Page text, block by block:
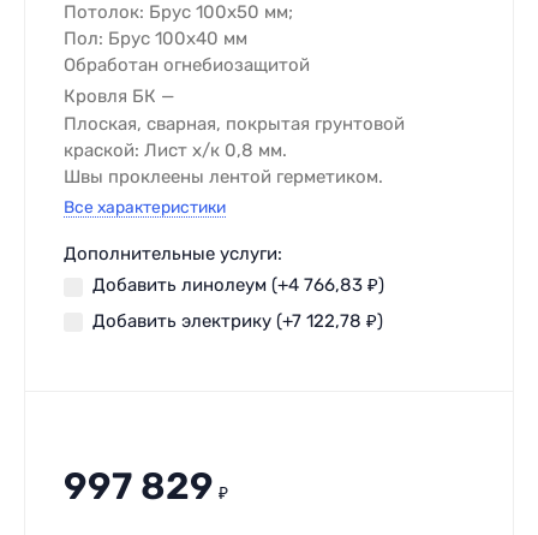
Потолок: Брус 100х50 мм;
Пол: Брус 100х40 мм
Обработан огнебиозащитой
Кровля БК
Плоская, сварная, покрытая грунтовой
краской: Лист х/к 0,8 мм.
Швы проклеены лентой герметиком.
Все характеристики
Дополнительные услуги:
Добавить линолеум (+4 766,83 ₽)
Добавить электрику (+7 122,78 ₽)
997 829 ₽